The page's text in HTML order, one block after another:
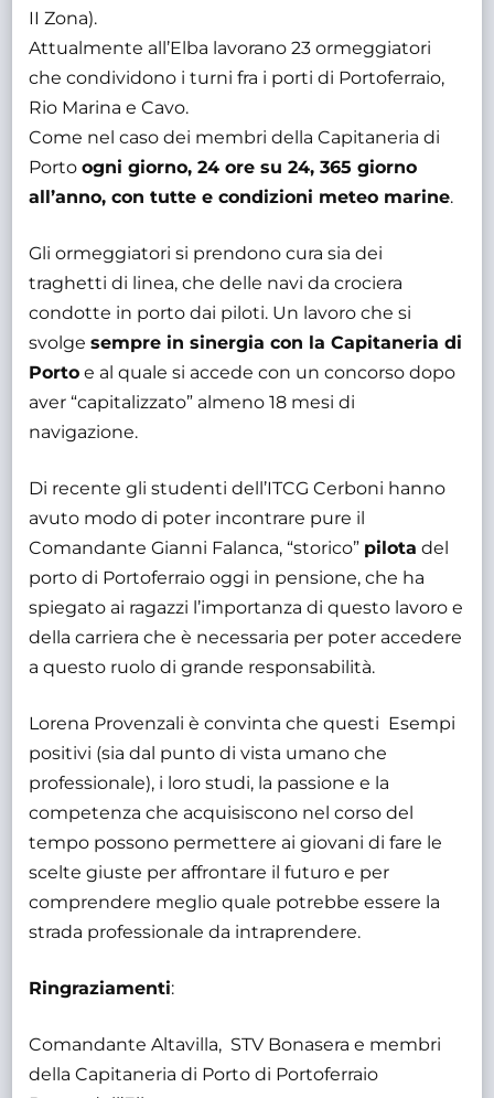
II Zona).
Attualmente all’Elba lavorano 23 ormeggiatori
che condividono i turni fra i porti di Portoferraio,
Rio Marina e Cavo.
Come nel caso dei membri della Capitaneria di
Portoogni giorno, 24 ore su 24, 365 giorno
all’anno, con tutte e condizioni meteo marine.
Gli ormeggiatori si prendono cura sia dei
traghetti di linea, che delle navi da crociera
condotte in porto dai piloti. Un lavoro che si
svolgesempre in sinergia con la Capitaneria di
Porto e al quale si accede con un concorso dopo
aver “capitalizzato” almeno 18 mesi di
navigazione.
Di recente gli studenti dell’ITCG Cerboni hanno
avuto modo di poter incontrare pure il
Comandante Gianni Falanca, “storico” pilota del
porto di Portoferraio oggi in pensione, che ha
spiegato ai ragazzi l’importanza di questo lavoro e
della carriera che è necessaria per poter accedere
a questo ruolo di grande responsabilità.
Lorena Provenzali è convinta che questi Esempi
positivi (sia dal punto di vista umano che
professionale), i loro studi, la passione e la
competenza che acquisiscono nel corso del
tempo possono permettere ai giovani di fare le
scelte giuste per affrontare il futuro e per
comprendere meglio quale potrebbe essere la
strada professionale da intraprendere.
Ringraziamenti:
Comandante Altavilla, STV Bonasera e membri
della Capitaneria di Porto di Portoferraio